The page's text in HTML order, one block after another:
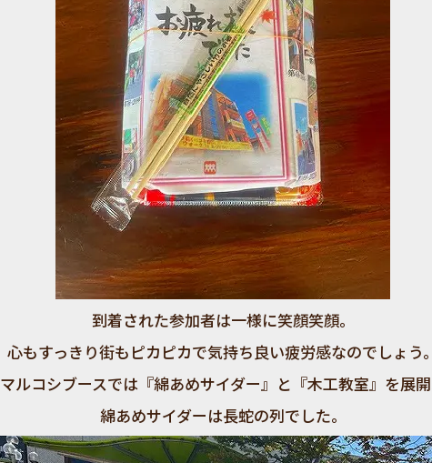
到着された参加者は一様に笑顔笑顔。
心もすっきり街もピカピカで気持ち良い疲労感なのでしょう。
マルコシブースでは『綿あめサイダー』と『木工教室』を展開
綿あめサイダーは長蛇の列でした。